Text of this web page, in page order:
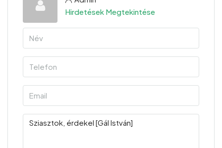
Hirdetések Megtekintése